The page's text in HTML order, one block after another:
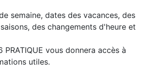
semaine, dates des vacances, des
des changements d'heure et
vous donnera accès à
utiles.